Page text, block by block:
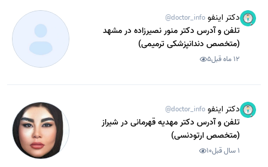
دکتر اینفو @doctor_info
تلفن و آدرس دکتر منور نصیرزاده در مشهد
(متخصص دندانپزشکی ترمیمی)
12 ماه قبل 5
دکتر اینفو @doctor_info
تلفن و آدرس دکتر مهدیه قهرمانی در شیراز
(متخصص ارتودنسی)
1 سال قبل 10